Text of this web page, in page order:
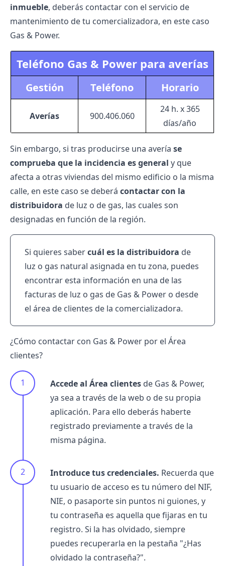
inmueble, deberás contactar con el servicio de
mantenimiento de tu comercializadora, en este caso
Gas & Power.
Teléfono Gas & Power para averías
Gestión Teléfono Horario
Averías 900.406.060
24 h. x 365
días/año
Sin embargo, si tras producirse una avería se
comprueba que la incidencia es general y que
afecta a otras viviendas del mismo edificio o la misma
calle, en este caso se deberá contactar con la
distribuidora de luz o de gas, las cuales son
designadas en función de la región.
Si quieres sabercuál es la distribuidora de
luz o gas natural asignada en tu zona, puedes
encontrar esta información en una de las
facturas de luz o gas de Gas & Power o desde
el área de clientes de la comercializadora.
¿Cómo contactar con Gas & Power por el Área
clientes?
Accede al Área clientes de Gas & Power,
ya sea a través de la web o de su propia
aplicación. Para ello deberás haberte
registrado previamente a través de la
misma página.
Introduce tus credenciales. Recuerda que
tu usuario de acceso es tu número del NIF,
NIE, o pasaporte sin puntos ni guiones, y
tu contraseña es aquella que fijaras en tu
registro. Si la has olvidado, siempre
puedes recuperarla en la pestaña "¿Has
olvidado la contraseña?".